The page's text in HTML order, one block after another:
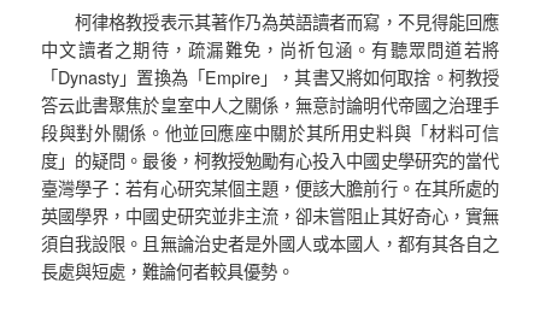
柯律格教授表示其著作乃為英語讀者而寫，不見得能回應
中文讀者之期待，疏漏難免，尚祈包涵。有聽眾問道若將
「Dynasty」置換為「Empire」，其書又將如何取捨。柯教授
答云此書聚焦於皇室中人之關係，無意討論明代帝國之治理手
段與對外關係。他並回應座中關於其所用史料與「材料可信
度」的疑問。最後，柯教授勉勵有心投入中國史學研究的當代
臺灣學子：若有心研究某個主題，便該大膽前行。在其所處的
英國學界，中國史研究並非主流，卻未嘗阻止其好奇心，實無
須自我設限。且無論治史者是外國人或本國人，都有其各自之
長處與短處，難論何者較具優勢。